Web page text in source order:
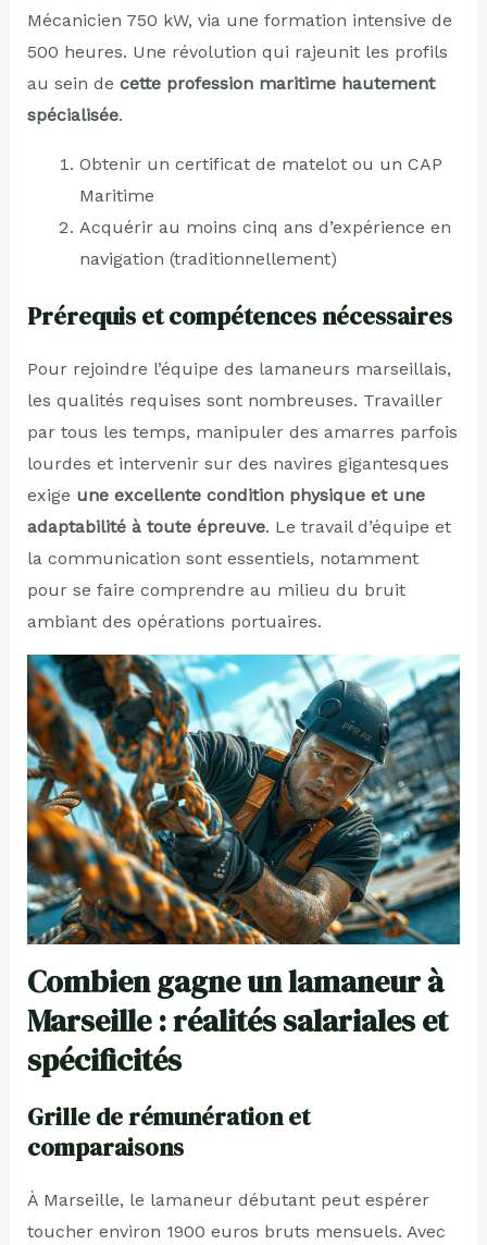
Mécanicien 750 kW, via une formation intensive de
500 heures. Une révolution qui rajeunit les profils
au sein de cette profession maritime hautement
spécialisée.
Obtenir un certificat de matelot ou un CAP
Maritime
Acquérir au moins cinq ans d’expérience en
navigation (traditionnellement)
Prérequis et compétences nécessaires
Pour rejoindre l’équipe des lamaneurs marseillais,
les qualités requises sont nombreuses. Travailler
par tous les temps, manipuler des amarres parfois
lourdes et intervenir sur des navires gigantesques
exige une excellente condition physique et une
adaptabilité à toute épreuve. Le travail d’équipe et
la communication sont essentiels, notamment
pour se faire comprendre au milieu du bruit
ambiant des opérations portuaires.
Combien gagne un lamaneur à
Marseille : réalités salariales et
spécificités
Grille de rémunération et
comparaisons
À Marseille, le lamaneur débutant peut espérer
toucher environ 1900 euros bruts mensuels. Avec